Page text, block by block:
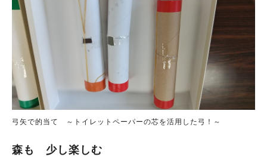
弓矢で的当て ～トイレットペーパーの芯を活用した弓！～
森も 少し楽しむ